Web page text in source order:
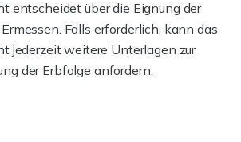
entscheidet über die Eignung der
Falls erforderlich, kann das
jederzeit weitere Unterlagen zur
der Erbfolge anfordern.